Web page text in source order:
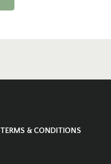
TERMS & CONDITIONS